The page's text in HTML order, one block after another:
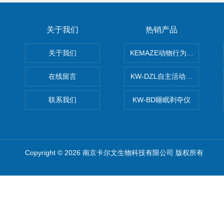
关于我们
关于我们
在线留言
联系我们
热销产品
KEMAZE动物行为学分析系统
KW-DZL自主活动转轮系统
KW-BD睡眠剥夺仪
Copyright © 2026 南京卡尔文生物科技有限公司 版权所有